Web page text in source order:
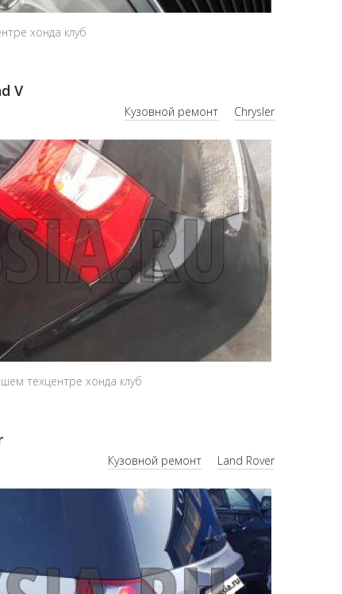
хонда клуб
V
Кузовной ремонт Chrysler
техцентре хонда клуб
Кузовной ремонт Land Rover